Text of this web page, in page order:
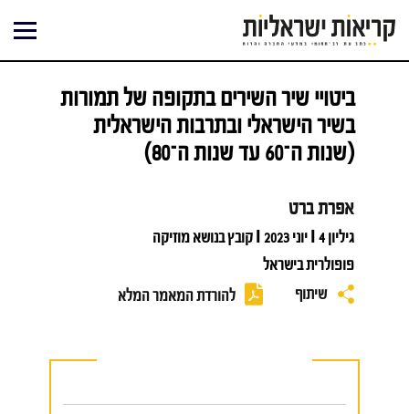
לתוכן
ביטויי שיר השירים בתקופה של תמורות
בשיר הישראלי ובתרבות הישראלית
(שנות ה־60 עד שנות ה־80)
אפרת ברט
גיליון 4 I יוני 2023 I קובץ בנושא מוזיקה
פופולרית בישראל
להורדת המאמר המלא
שיתוף